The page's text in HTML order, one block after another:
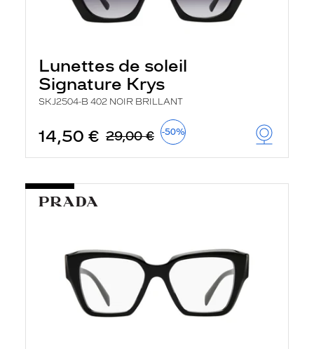
Lunettes de soleil
Signature Krys
SKJ2504-B 402 NOIR BRILLANT
14,50 € 29,00 € -50%